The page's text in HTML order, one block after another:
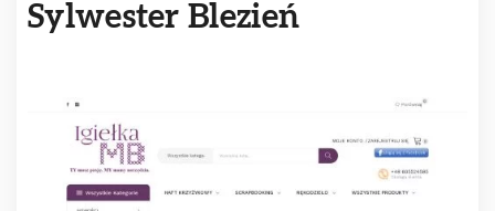
Sylwester Blezień